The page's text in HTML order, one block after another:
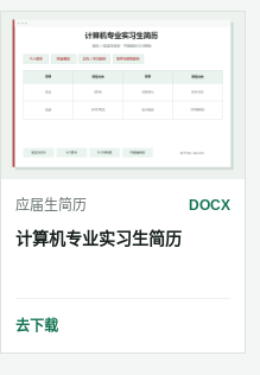
应届生简历 DOCX
计算机专业实习生简历
去下载